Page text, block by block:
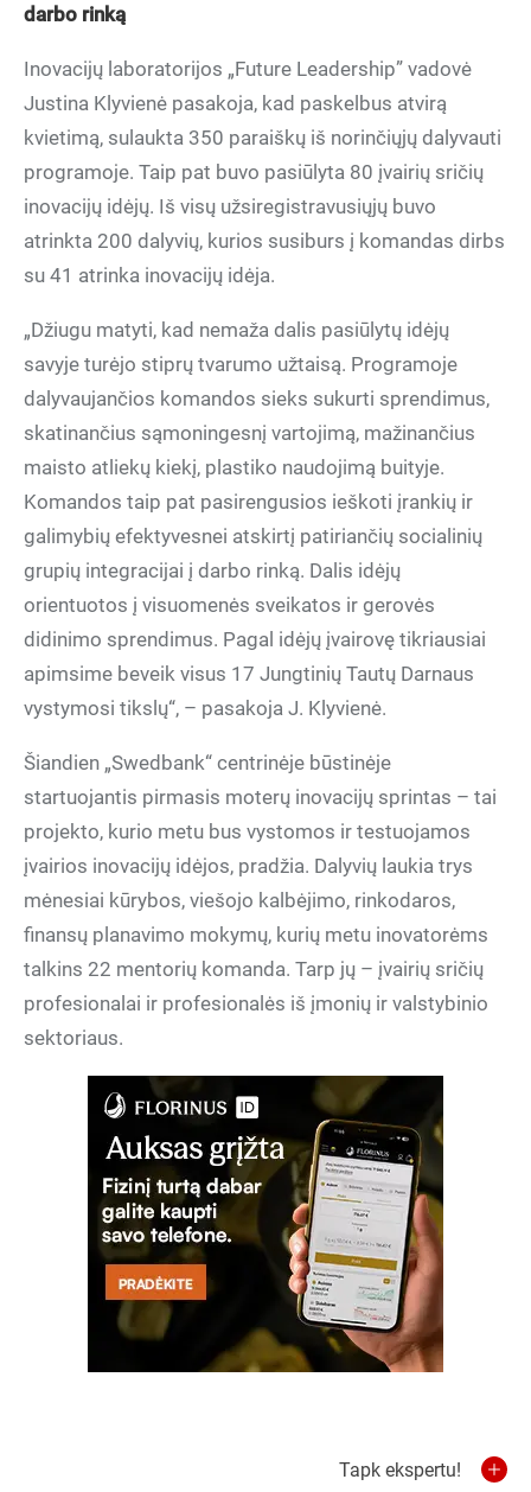
darbo rinką
Inovacijų laboratorijos „Future Leadership” vadovė
Justina Klyvienė pasakoja, kad paskelbus atvirą
kvietimą, sulaukta 350 paraiškų iš norinčiųjų dalyvauti
programoje. Taip pat buvo pasiūlyta 80 įvairių sričių
inovacijų idėjų. Iš visų užsiregistravusiųjų buvo
atrinkta 200 dalyvių, kurios susiburs į komandas dirbs
su 41 atrinka inovacijų idėja.
„Džiugu matyti, kad nemaža dalis pasiūlytų idėjų
savyje turėjo stiprų tvarumo užtaisą. Programoje
dalyvaujančios komandos sieks sukurti sprendimus,
skatinančius sąmoningesnį vartojimą, mažinančius
maisto atliekų kiekį, plastiko naudojimą buityje.
Komandos taip pat pasirengusios ieškoti įrankių ir
galimybių efektyvesnei atskirtį patiriančių socialinių
grupių integracijai į darbo rinką. Dalis idėjų
orientuotos į visuomenės sveikatos ir gerovės
didinimo sprendimus. Pagal idėjų įvairovę tikriausiai
apimsime beveik visus 17 Jungtinių Tautų Darnaus
vystymosi tikslų“, – pasakoja J. Klyvienė.
Šiandien „Swedbank“ centrinėje būstinėje
startuojantis pirmasis moterų inovacijų sprintas – tai
projekto, kurio metu bus vystomos ir testuojamos
įvairios inovacijų idėjos, pradžia. Dalyvių laukia trys
mėnesiai kūrybos, viešojo kalbėjimo, rinkodaros,
finansų planavimo mokymų, kurių metu inovatorėms
talkins 22 mentorių komanda. Tarp jų – įvairių sričių
profesionalai ir profesionalės iš įmonių ir valstybinio
sektoriaus.
Tapk ekspertu!